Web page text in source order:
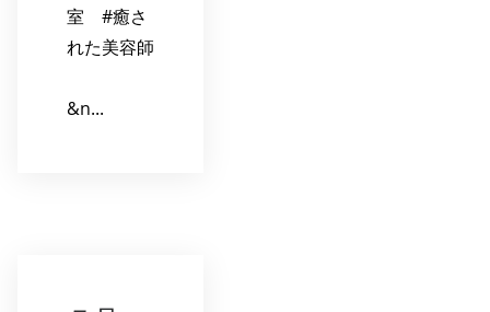
室 #癒さ
れた美容師
&n...